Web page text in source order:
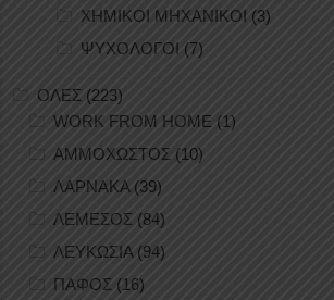
ΧΗΜΙΚΟΙ ΜΗΧΑΝΙΚΟΙ (3)
ΨΥΧΟΛΟΓΟΙ (7)
ΟΛΕΣ (223)
WORK FROM HOME (1)
ΑΜΜΟΧΩΣΤΟΣ (10)
ΛΑΡΝΑΚΑ(39)
ΛΕΜΕΣΟΣ (84)
ΛΕΥΚΩΣΙΑ(94)
ΠΑΦΟΣ (16)